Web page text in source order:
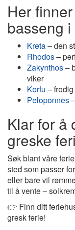
Her
basseng
Kreta– den
Rhodos–
Zakynthos–
viker
Korfu –
Peloponnes
Klar for å
greske
Søk blant våre
sted som passer
eller bare vil
til å vente –
👉 Finn ditt
gresk ferie!